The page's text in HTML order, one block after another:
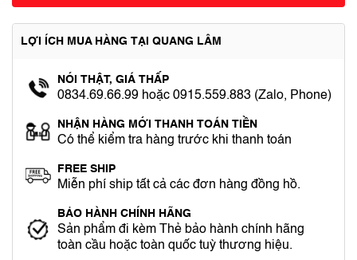
LỢI ÍCH MUA HÀNG TẠI QUANG LÂM
NÓI THẬT, GIÁ THẤP
0834.69.66.99 hoặc 0915.559.883 (Zalo, Phone)
NHẬN HÀNG MỚI THANH TOÁN TIỀN
Có thể kiểm tra hàng trước khi thanh toán
FREE SHIP
Miễn phí ship tất cả các đơn hàng đồng hồ.
BẢO HÀNH CHÍNH HÃNG
Sản phẩm đi kèm Thẻ bảo hành chính hãng
toàn cầu hoặc toàn quốc tuỳ thương hiệu.